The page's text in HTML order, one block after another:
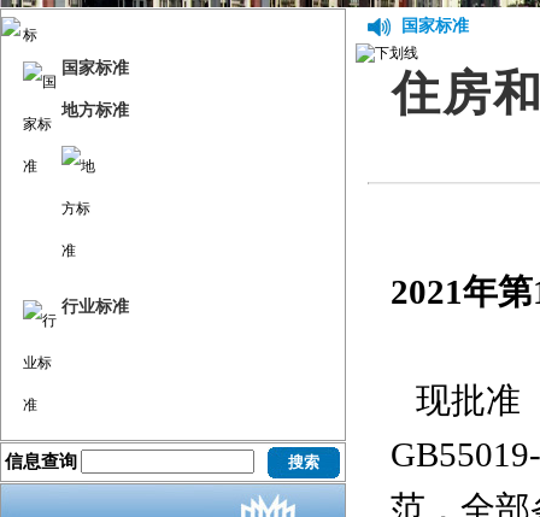
国家标准
地方标准
行业标准
信息查询
国家标准
住房
2021年第
现批准
范，全